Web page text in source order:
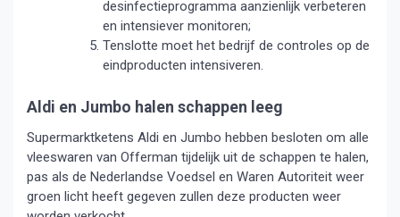
desinfectieprogramma aanzienlijk verbeteren
en intensiever monitoren;
Tenslotte moet het bedrijf de controles op de
eindproducten intensiveren.
Aldi en Jumbo halen schappen leeg
Supermarktketens Aldi en Jumbo hebben besloten om alle
vleeswaren van Offerman tijdelijk uit de schappen te halen,
pas als de Nederlandse Voedsel en Waren Autoriteit weer
groen licht heeft gegeven zullen deze producten weer